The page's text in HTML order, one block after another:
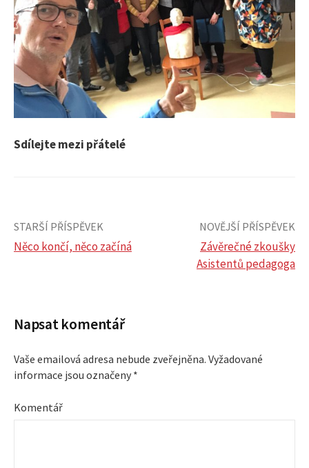
Sdílejte mezi přátelé
i
g
STARŠÍ PŘÍSPĚVEK
Něco končí, něco začíná
NOVĚJŠÍ PŘÍSPĚVEK
Závěrečné zkoušky
Asistentů pedagoga
Napsat komentář
Vaše emailová adresa nebude zveřejněna. Vyžadované
informace jsou označeny *
Komentář